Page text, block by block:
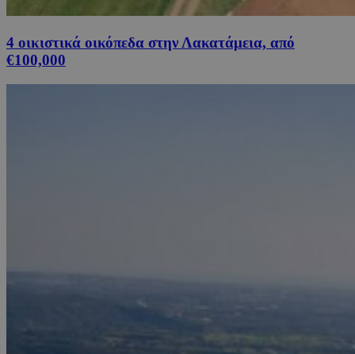
4 οικιστικά οικόπεδα στην Λακατάμεια, από
€100,000